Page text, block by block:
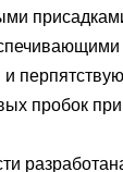
и
пробок